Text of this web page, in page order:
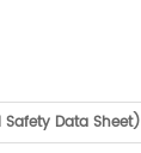
Safety Data Sheet)